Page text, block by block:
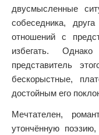
двусмысленные
собеседника,
отношений с
избегать.
представитель
бескорыстные,
достойным его
Мечтателен,
утончённую